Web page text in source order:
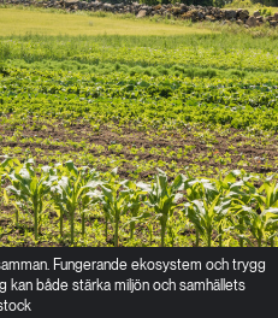
Fungerande ekosystem och trygg
kan både stärka miljön och samhällets